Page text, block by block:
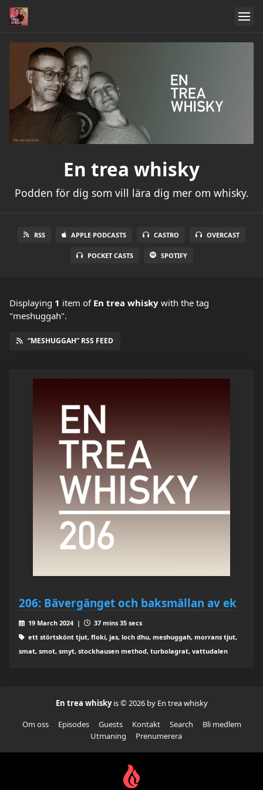
En trea whisky
Podden för dig som vill lära dig mer om whisky.
RSS APPLE PODCASTS CASTRO OVERCAST
POCKET CASTS SPOTIFY
Displaying 1 item of En trea whisky with the tag
"meshuggah".
“MESHUGGAH” RSS FEED
206: Bävergänget och baksmällan av ek
19 March 2024 |
37 mins 35 secs
ett störtskönt tjut, floki, jas, loch dhu, meshuggah, morrans tjut,
smat, smot, smyt, stockhausen method, turbolagrat, vattudalen
En trea whiskyis © 2026 by En trea whisky
Om oss
Episodes Guests Kontakt Search
Bli medlem
Utmaning
Prenumerera